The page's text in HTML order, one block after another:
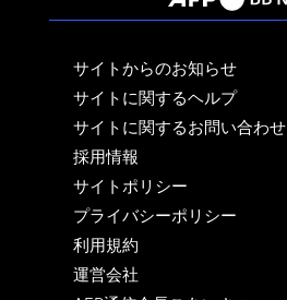
サイトからのお知らせ
サイトに関するヘルプ
サイトに関するお問い合わせ
採用情報
サイトポリシー
プライバシーポリシー
利用規約
運営会社